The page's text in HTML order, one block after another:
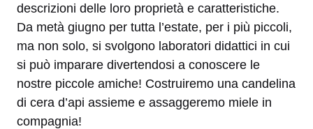
descrizioni delle loro proprietà e caratteristiche.
Da metà giugno per tutta l’estate, per i più piccoli,
ma non solo, si svolgono laboratori didattici in cui
si può imparare divertendosi a conoscere le
nostre piccole amiche! Costruiremo una candelina
di cera d’api assieme e assaggeremo miele in
compagnia!